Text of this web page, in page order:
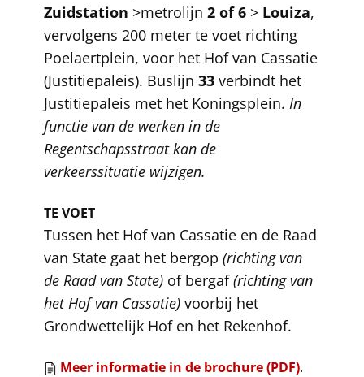
Zuidstation >metrolijn 2 of 6 > Louiza,
vervolgens 200 meter te voet richting
Poelaertplein, voor het Hof van Cassatie
(Justitiepaleis). Buslijn 33 verbindt het
Justitiepaleis met het Koningsplein. In
functie van de werken in de
Regentschapsstraat kan de
verkeerssituatie wijzigen.
TE VOET
Tussen het Hof van Cassatie en de Raad
van State gaat het bergop (richting van
de Raad van State) of bergaf(richting van
het Hof van Cassatie) voorbij het
Grondwettelijk Hof en het Rekenhof.
​Meer informatie in de brochure (PDF).